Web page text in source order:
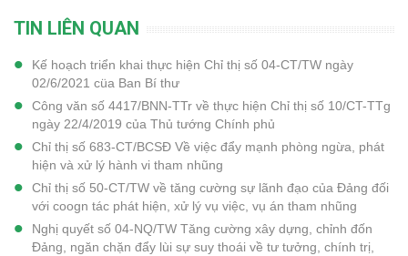
TIN LIÊN QUAN
Kế hoạch triển khai thực hiện Chỉ thị số 04-CT/TW ngày
02/6/2021 cüa Ban Bí thư
Công văn số 4417/BNN-TTr về thực hiện Chỉ thị số 10/CT-TTg
ngày 22/4/2019 của Thủ tướng Chính phủ
Chỉ thị số 683-CT/BCSĐ Về việc đẩy mạnh phòng ngừa, phát
hiện và xử lý hành vi tham nhũng
Chỉ thị số 50-CT/TW về tăng cường sự lãnh đạo của Đảng đối
với coogn tác phát hiện, xử lý vụ việc, vụ án tham nhũng
Nghị quyết số 04-NQ/TW Tăng cường xây dựng, chỉnh đốn
Đảng, ngăn chặn đẩy lùi sự suy thoái về tư tưởng, chính trị,